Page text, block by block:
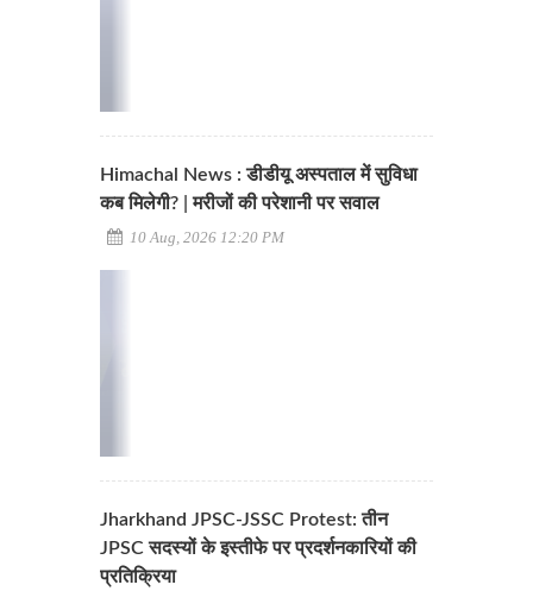
Himachal News : डीडीयू अस्पताल में सुविधा
कब मिलेगी? | मरीजों की परेशानी पर सवाल
10 Aug, 2026 12:20 PM
Jharkhand JPSC-JSSC Protest: तीन
JPSC सदस्यों के इस्तीफे पर प्रदर्शनकारियों की
प्रतिक्रिया